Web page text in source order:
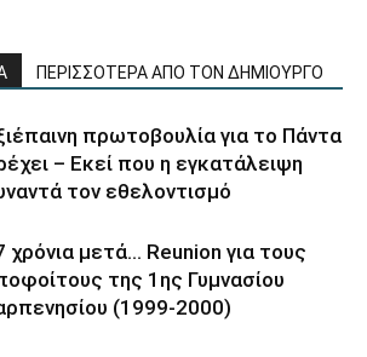
ΠΕΡΙΣΣΟΤΕΡΑ ΑΠΟ ΤΟΝ ΔΗΜΙΟΥΡΓΟ
πρωτοβουλία για το Πάντα
– Εκεί που η εγκατάλειψη
τον εθελοντισμό
χρόνια μετά… Reunion για τους
της 1ης Γυμνασίου
(1999-2000)